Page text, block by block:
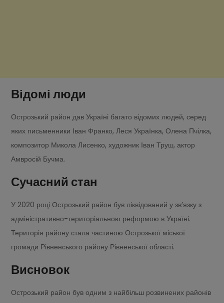
Відомі люди
Острозький район дав Україні багато відомих людей, серед
яких письменники Іван Франко, Леся Українка, Олена Пчілка,
композитор Микола Лисенко, художник Іван Труш, актор
Амвросій Бучма.
Сучасний стан
У 2020 році Острозький район був ліквідований у зв’язку з
адміністративно-територіальною реформою в Україні.
Територія району стала частиною Острозької міської
громади Рівненського району Рівненської області.
Висновок
Острозький район був одним з найбільш розвинених районів